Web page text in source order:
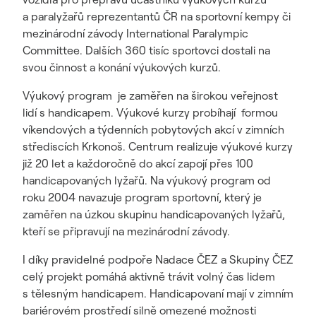
a paralyžařů reprezentantů ČR na sportovní kempy či
mezinárodní závody International Paralympic
Committee. Dalších 360 tisíc sportovci dostali na
svou činnost a konání výukových kurzů.
Výukový program je zaměřen na širokou veřejnost
lidí s handicapem. Výukové kurzy probíhají formou
víkendových a týdenních pobytových akcí v zimních
střediscích Krkonoš. Centrum realizuje výukové kurzy
již 20 let a každoročně do akcí zapojí přes 100
handicapovaných lyžařů. Na výukový program od
roku 2004 navazuje program sportovní, který je
zaměřen na úzkou skupinu handicapovaných lyžařů,
kteří se připravují na mezinárodní závody.
I díky pravidelné podpoře Nadace ČEZ a Skupiny ČEZ
celý projekt pomáhá aktivně trávit volný čas lidem
s tělesným handicapem. Handicapovaní mají v zimním
bariérovém prostředí silně omezené možnosti